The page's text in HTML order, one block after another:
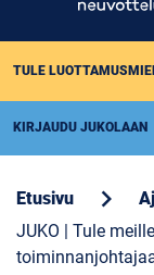
TULE
KIRJAUDU JUKOLAAN
Etusivu chevron_right
JUKO | Tule